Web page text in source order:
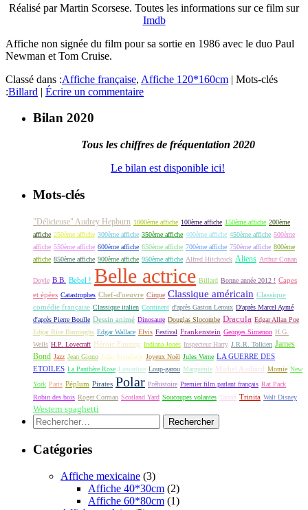
Réalisé par Martin Scorsese. Toutes les informations sur ce film sur
Imdb
Affiche non signée du film pour sa sortie en 1986 avec le duo Paul
Newman et Tom Cruise.
Classé dans :Affiche française, Affiche 120*160cm | Mots-clés
:Billard | Écrire un commentaire
Bilan 2020
Tous les chiffres de fréquentation 2020
Le bilan est disponible ici!
Mots-clés
"Délicieuse" Audrey Hepburn 1000ème affiche 100ème affiche 150ème affiche 200ème
affiche 250ème affiche 300ème affiche 350ème affiche 400ème affiche 450ème affiche 500ème
affiche 550ème affiche 600ème affiche 650ème affiche 700ème affiche 750ème affiche 800ème
affiche 850ème affiche 900ème affiche 950ème affiche Alfred Hitchcock Aliens Arthur Conan
Doyle B.B. Bebel ! Belle actrice Billard Bonne année 2012 ! Capes
et épées Catastrophes Chef-d'oeuvre Cirque Classique américain Classique
comédie française Classique italien Continent d'après Gaston Leroux D'après Marcel Aymé
d'après Pierre Boulle Dessin animé Dinosaure Douglas Slocombe Dracula Edgar Allan Poe
Edgar Rice Burroughs Edgar Wallace Elvis Festival Frankenstein Georges Simenon H.G.
Wells H.P. Lovecraft Héroic Fantasy Indiana Jones Inspecteur Harry J.R.R. Tolkien James
Bond Jazz Jean Giono John Steinbeck Joyeux Noël Jules Verne LA GUERRE DES
ETOILES La Panthère Rose Lamartine Loup-garou Marguerite Michel Audiard Momie New
York Paris Péplum Pirates Polar Préhistoire Premier film parlant français Rat Pack
Robin des bois Roger Corman Scotland Yard Soucoupes volantes Tarzan Trinita Walt Disney
Western spaghetti
Rechercher :
Catégories
Affiche mexicaine (3)
Affiche 40*30cm (2)
Affiche 60*80cm (1)